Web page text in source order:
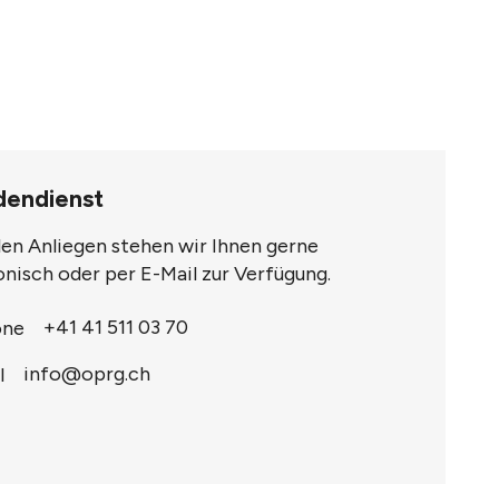
Anliegen stehen wir Ihnen gerne
oder per E-Mail zur Verfügung.
+41 41 511 03 70
info@oprg.ch